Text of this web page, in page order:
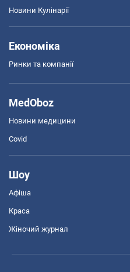
Новини Кулінарії
Економіка
Ринки та компанії
MedOboz
Новини медицини
Covid
Шоу
Афіша
Краса
Жіночий журнал